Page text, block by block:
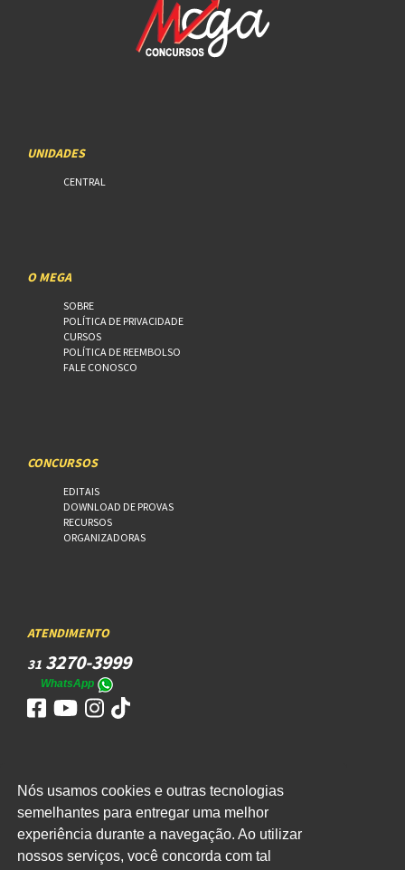
Nós usamos cookies e outras tecnologias
semelhantes para entregar uma melhor
experiência durante a navegação. Ao utilizar
nossos serviços, você concorda com tal
UNIDADES
CENTRAL
O MEGA
SOBRE
POLÍTICA DE PRIVACIDADE
CURSOS
POLÍTICA DE REEMBOLSO
FALE CONOSCO
CONCURSOS
EDITAIS
DOWNLOAD DE PROVAS
RECURSOS
ORGANIZADORAS
ATENDIMENTO
31 3270-3999
WhatsApp
ACESSO
WEBMAIL